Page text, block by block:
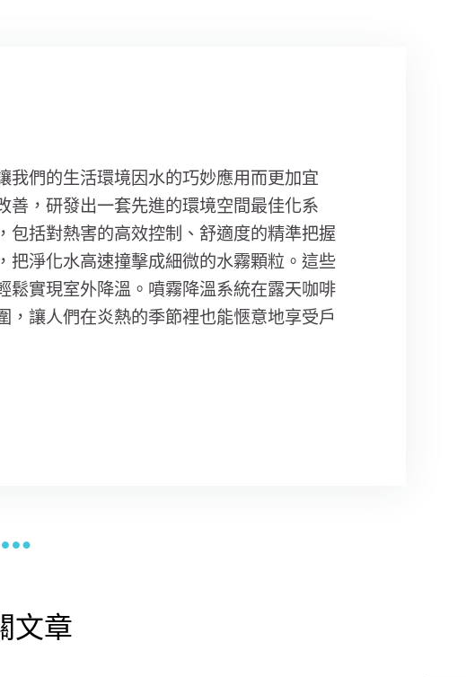
我們的生活環境因水的巧妙應用而更加宜
善，研發出一套先進的環境空間最佳化系
括對熱害的高效控制、舒適度的精準把握
把淨化水高速撞擊成細微的水霧顆粒。這些
鬆實現室外降溫。噴霧降溫系統在露天咖啡
讓人們在炎熱的季節裡也能愜意地享受戶
文章